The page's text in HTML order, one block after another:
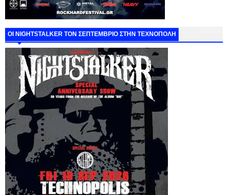
ΟΙ NIGHTSTALKER ΤΟΝ ΣΕΠΤΕΜΒΡΙΟ ΣΤΗΝ ΤΕΧΝΟΠΟΛΗ